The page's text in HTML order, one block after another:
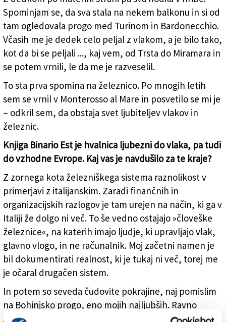
Spominjam se, da sva stala na nekem balkonu in si od
tam ogledovala progo med Turinom in Bardonecchio.
Včasih me je dedek celo peljal z vlakom, a je bilo tako,
kot da bi se peljali ..., kaj vem, od Trsta do Miramara in
se potem vrnili, le da me je razveselil.
To sta prva spomina na železnico. Po mnogih letih
sem se vrnil v Monterosso al Mare in posvetilo se mi je
– odkril sem, da obstaja svet ljubiteljev vlakov in
železnic.
Knjiga Binario Est je hvalnica ljubezni do vlaka, pa tudi
do vzhodne Evrope. Kaj vas je navdušilo za te kraje?
Z zornega kota železniškega sistema raznolikost v
primerjavi z italijanskim. Zaradi finančnih in
organizacijskih razlogov je tam urejen na način, ki ga v
Italiji že dolgo ni več. To še vedno ostajajo »človeške
železnice«, na katerih imajo ljudje, ki upravljajo vlak,
glavno vlogo, in ne računalnik. Moj začetni namen je
bil dokumentirati realnost, ki je tukaj ni več, torej me
je očaral drugačen sistem.
In potem so seveda čudovite pokrajine, naj pomislim
na Bohinjsko progo, eno mojih najljubših. Ravno
zaradi pokrajin sem se še bolj zaljubil v te kraje. Vlak je